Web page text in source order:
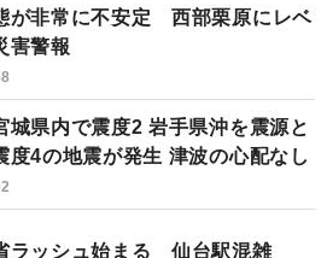
が非常に不安定 西部栗原にレベ
害警報
城県内で震度2 岩手県沖を震源と
度4の地震が発生 津波の心配なし
ラッシュ始まる 仙台駅混雑